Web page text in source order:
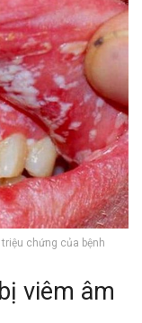
chứng của bệnh
viêm âm